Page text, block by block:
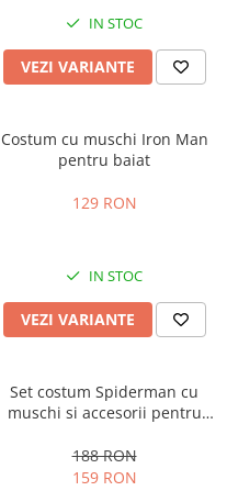
IN STOC
VEZI VARIANTE
Costum cu muschi Iron Man
pentru baiat
129 RON
IN STOC
VEZI VARIANTE
Set costum Spiderman cu
muschi si accesorii pentru
188 RON
159 RON